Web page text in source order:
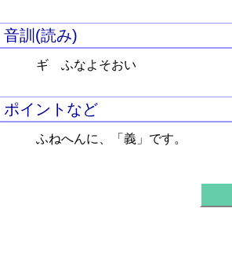
音訓(読み)
ギ ふなよそおい
ポイントなど
ふねへんに、「義」です。